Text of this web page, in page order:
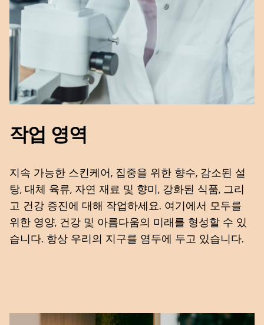
작업 영역
지속 가능한 스킨케어, 집중을 위한 향수, 감소된 설
탕, 대체 육류, 자연 재료 및 향미, 강화된 식품, 그리
고 건강 증진에 대해 작업하세요. 여기에서 모두를
위한 영양, 건강 및 아름다움의 미래를 형성할 수 있
습니다. 항상 우리의 지구를 염두에 두고 있습니다.